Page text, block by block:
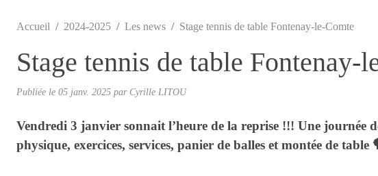
Accueil 2024-2025 Les news Stage tennis de table Fontenay-le-Comte
Stage tennis de table Fontenay-
Publiée le 05 janv. 2025 par Cyrille LITOU
Vendredi 3 janvier sonnait l’heure de la reprise !!! Une journée
physique, exercices, services, panier de balles et montée de table